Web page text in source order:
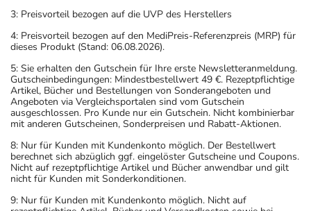
3: Preisvorteil bezogen auf die UVP des Herstellers
4: Preisvorteil bezogen auf den MediPreis-Referenzpreis (MRP) für
dieses Produkt (Stand: 06.08.2026).
5: Sie erhalten den Gutschein für Ihre erste Newsletteranmeldung.
Gutscheinbedingungen: Mindestbestellwert 49 €. Rezeptpflichtige
Artikel, Bücher und Bestellungen von Sonderangeboten und
Angeboten via Vergleichsportalen sind vom Gutschein
ausgeschlossen. Pro Kunde nur ein Gutschein. Nicht kombinierbar
mit anderen Gutscheinen, Sonderpreisen und Rabatt-Aktionen.
8: Nur für Kunden mit Kundenkonto möglich. Der Bestellwert
berechnet sich abzüglich ggf. eingelöster Gutscheine und Coupons.
Nicht auf rezeptpflichtige Artikel und Bücher anwendbar und gilt
nicht für Kunden mit Sonderkonditionen.
9: Nur für Kunden mit Kundenkonto möglich. Nicht auf